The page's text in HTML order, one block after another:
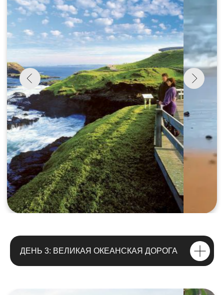
ДЕНЬ 3: ВЕЛИКАЯ ОКЕАНСКАЯ ДОРОГА